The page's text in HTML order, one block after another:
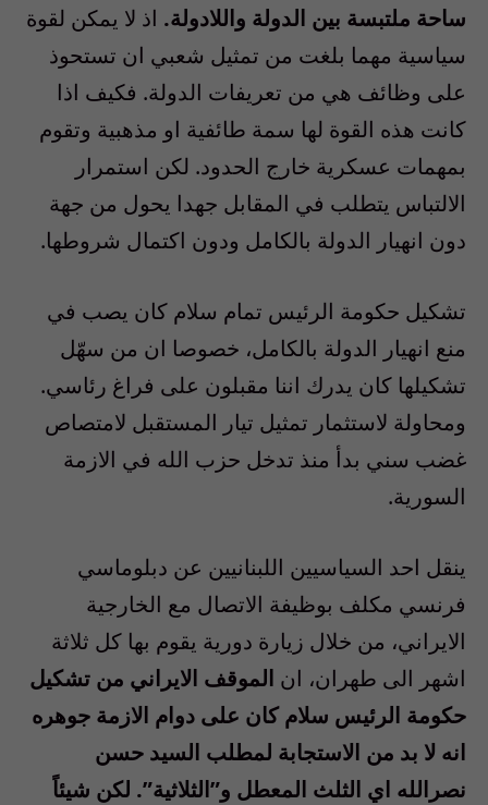
ساحة ملتبسة بين الدولة واللادولة. اذ لا يمكن لقوة
سياسية مهما بلغت من تمثيل شعبي ان تستحوذ
على وظائف هي من تعريفات الدولة. فكيف اذا
كانت هذه القوة لها سمة طائفية او مذهبية وتقوم
بمهمات عسكرية خارج الحدود. لكن استمرار
الالتباس يتطلب في المقابل جهدا يحول من جهة
دون انهيار الدولة بالكامل ودون اكتمال شروطها.
تشكيل حكومة الرئيس تمام سلام كان يصب في
منع انهيار الدولة بالكامل، خصوصا ان من سهّل
تشكيلها كان يدرك اننا مقبلون على فراغ رئاسي.
ومحاولة لاستثمار تمثيل تيار المستقبل لامتصاص
غضب سني بدأ منذ تدخل حزب الله في الازمة
السورية.
ينقل احد السياسيين اللبنانيين عن دبلوماسي
فرنسي مكلف بوظيفة الاتصال مع الخارجية
الايراني، من خلال زيارة دورية يقوم بها كل ثلاثة
اشهر الى طهران، ان الموقف الايراني من تشكيل
حكومة الرئيس سلام كان على دوام الازمة جوهره
انه لا بد من الاستجابة لمطلب السيد حسن
نصرالله اي الثلث المعطل و”الثلاثية”. لكن شيئاً